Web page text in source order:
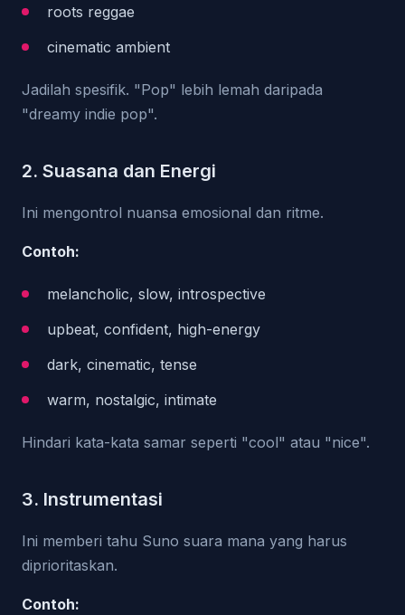
roots reggae
cinematic ambient
Jadilah spesifik. "Pop" lebih lemah daripada
"dreamy indie pop".
2. Suasana dan Energi
Ini mengontrol nuansa emosional dan ritme.
Contoh:
melancholic, slow, introspective
upbeat, confident, high-energy
dark, cinematic, tense
warm, nostalgic, intimate
Hindari kata-kata samar seperti "cool" atau "nice".
3. Instrumentasi
Ini memberi tahu Suno suara mana yang harus
diprioritaskan.
Contoh: